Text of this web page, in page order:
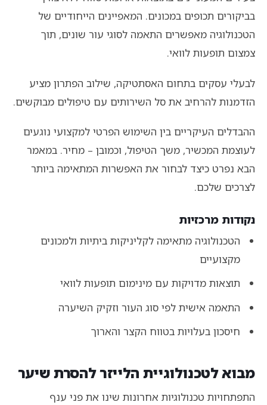
בביקורים תכופים במכונים. המאפיינים הייחודיים של
הטכנולוגיה מאפשרים התאמה לסוגי עור שונים, תוך
צמצום תופעות לוואי.
לבעלי עסקים בתחום האסתטיקה, שילוב הפתרון מציע
הזדמנות להרחיב את סל השירותים עם טיפולים מבוקשים.
ההבדלים העיקריים בין השימוש הפרטי למקצועי נוגעים
לעוצמת המכשיר, משך הטיפול, וכמובן – מחיר. במאמר
הבא נפרט כיצד לבחור את האפשרות המתאימה ביותר
לצרכים שלכם.
נקודות מרכזיות
הטכנולוגיה מתאימה לקליניקות ביתיות ולמכונים
מקצועיים
תוצאות מדויקות עם מינימום תופעות לוואי
התאמה אישית לפי סוג העור וזקיק השיערה
חיסכון בעלויות בטווח הקצר והארוך
מבוא לטכנולוגיית הלייזר להסרת שיער
התפתחויות טכנולוגיות אחרונות שינו את פני ענף